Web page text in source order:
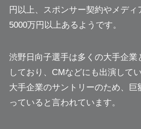
円以上、スポンサー契約やメデ
5000万円以上あるようです。
渋野日向子選手は多くの大手企業
しており、CMなどにも出演して
大手企業のサントリーのため、巨
っていると言われています。